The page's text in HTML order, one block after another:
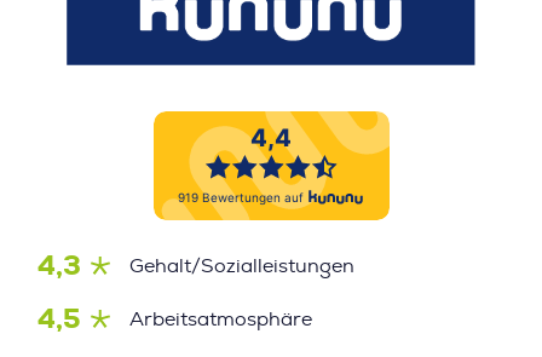
4,3 Gehalt/Sozialleistungen
4,5 Arbeitsatmosphäre